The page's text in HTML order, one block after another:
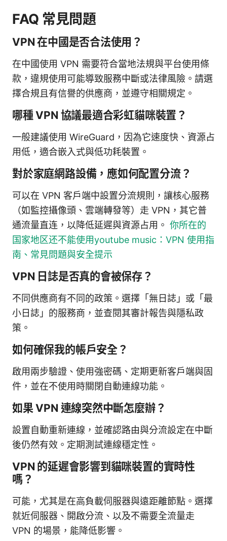
FAQ 常見問題
VPN 在中國是否合法使用？
在中國使用 VPN 需要符合當地法規與平台使用條
款，違規使用可能導致服務中斷或法律風險。請選
擇合規且有信譽的供應商，並遵守相關規定。
哪種 VPN 協議最適合彩虹貓咪裝置？
一般建議使用 WireGuard，因為它速度快、資源占
用低，適合嵌入式與低功耗裝置。
對於家庭網路設備，應如何配置分流？
可以在 VPN 客戶端中設置分流規則，讓核心服務
（如監控攝像頭、雲端轉發等）走 VPN，其它普
通流量直连，以降低延遲與資源占用。 你所在的
国家地区还不能使用youtube music：VPN 使用指
南、常見問題與安全提示
VPN 日誌是否真的會被保存？
不同供應商有不同的政策。選擇「無日誌」或「最
小日誌」的服務商，並查閱其審計報告與隱私政
策。
如何確保我的帳戶安全？
啟用兩步驗證、使用強密碼、定期更新客戶端與固
件，並在不使用時關閉自動連線功能。
如果 VPN 連線突然中斷怎麼辦？
設置自動重新連線，並確認路由與分流設定在中斷
後仍然有效。定期測試連線穩定性。
VPN 的延遲會影響到貓咪裝置的實時性
嗎？
可能，尤其是在高負載伺服器與遠距離節點。選擇
就近伺服器、開啟分流、以及不需要全流量走
VPN 的場景，能降低影響。